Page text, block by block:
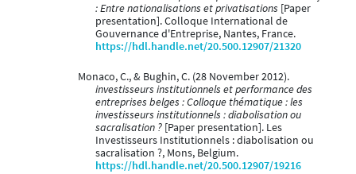
: Entre nationalisations et privatisations [Paper
presentation]. Colloque International de
Gouvernance d'Entreprise, Nantes, France.
https://hdl.handle.net/20.500.12907/21320
Monaco, C., & Bughin, C. (28 November 2012).
investisseurs institutionnels et performance des
entreprises belges : Colloque thématique : les
investisseurs institutionnels : diabolisation ou
sacralisation ? [Paper presentation]. Les
Investisseurs Institutionnels : diabolisation ou
sacralisation ?, Mons, Belgium.
https://hdl.handle.net/20.500.12907/19216